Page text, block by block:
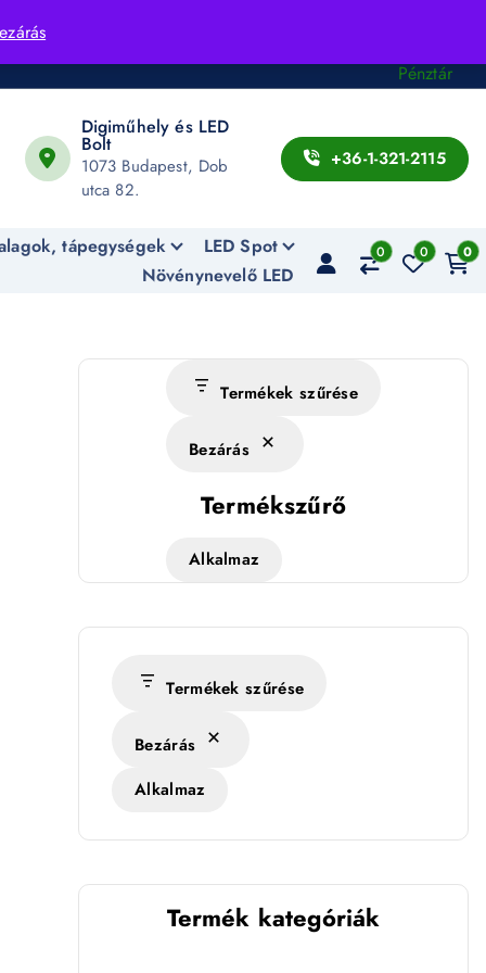
Pénztár
Digiműhely és LED
Bolt
1073 Budapest, Dob
utca 82.
+36-1-321-2115
tápegységek
LED Spot
Növénynevelő LED
0 0 0
Termékek szűrése
Bezárás
Termékszűrő
Alkalmaz
Termékek szűrése
Bezárás
Alkalmaz
Termék kategóriák